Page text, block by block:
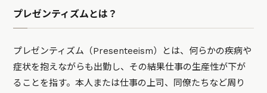
プレゼンティズムとは？
プレゼンティズム（Presenteeism）とは、何らかの疾病や
症状を抱えながらも出勤し、その結果仕事の生産性が下が
ることを指す。本人または仕事の上司、同僚たちなど周り